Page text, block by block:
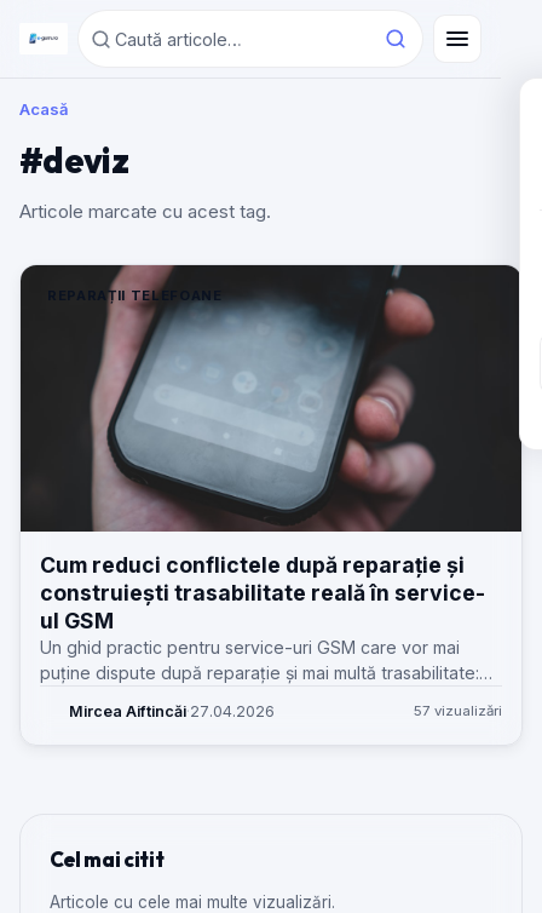
Acasă
#deviz
Articole marcate cu acest tag.
REPARAȚII TELEFOANE
Cum reduci conflictele după reparație și
construiești trasabilitate reală în service-
ul GSM
Un ghid practic pentru service-uri GSM care vor mai
puține dispute după reparație și mai multă trasabilitate:
istoric client.
Mircea Aiftincăi·27.04.2026 57 vizualizări
Cel mai citit
Articole cu cele mai multe vizualizări.